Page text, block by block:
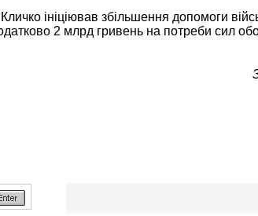
ініціював збільшення допомоги
2 млрд гривень на потреби сил